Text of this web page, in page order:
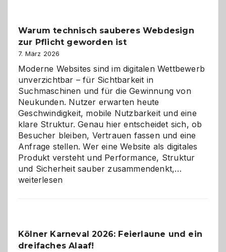
den
Logikrätseln
Warum technisch sauberes Webdesign
zur Pflicht geworden ist
7. März 2026
Moderne Websites sind im digitalen Wettbewerb
unverzichtbar – für Sichtbarkeit in
Suchmaschinen und für die Gewinnung von
Neukunden. Nutzer erwarten heute
Geschwindigkeit, mobile Nutzbarkeit und eine
klare Struktur. Genau hier entscheidet sich, ob
Besucher bleiben, Vertrauen fassen und eine
Anfrage stellen. Wer eine Website als digitales
Produkt versteht und Performance, Struktur
und Sicherheit sauber zusammendenkt,…
geworden
weiterlesen
Kölner Karneval 2026: Feierlaune und ein
dreifaches Alaaf!